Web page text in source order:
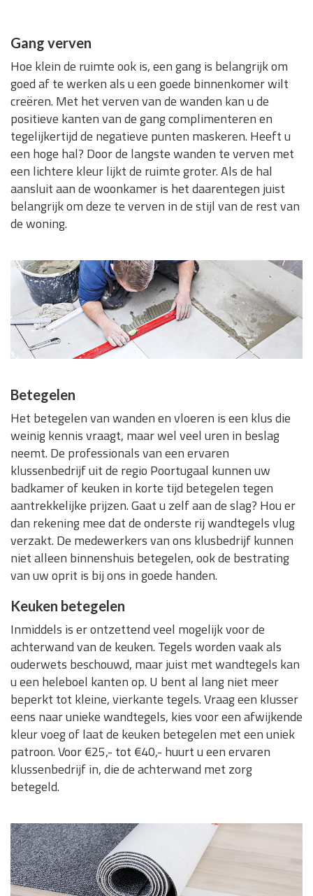
Gang verven
Hoe klein de ruimte ook is, een gang is belangrijk om
goed af te werken als u een goede binnenkomer wilt
creëren. Met het verven van de wanden kan u de
positieve kanten van de gang complimenteren en
tegelijkertijd de negatieve punten maskeren. Heeft u
een hoge hal? Door de langste wanden te verven met
een lichtere kleur lijkt de ruimte groter. Als de hal
aansluit aan de woonkamer is het daarentegen juist
belangrijk om deze te verven in de stijl van de rest van
de woning.
Betegelen
Het betegelen van wanden en vloeren is een klus die
weinig kennis vraagt, maar wel veel uren in beslag
neemt. De professionals van een ervaren
klussenbedrijf uit de regio Poortugaal kunnen uw
badkamer of keuken in korte tijd betegelen tegen
aantrekkelijke prijzen. Gaat u zelf aan de slag? Hou er
dan rekening mee dat de onderste rij wandtegels vlug
verzakt. De medewerkers van ons klusbedrijf kunnen
niet alleen binnenshuis betegelen, ook de bestrating
van uw oprit is bij ons in goede handen.
Keuken betegelen
Inmiddels is er ontzettend veel mogelijk voor de
achterwand van de keuken. Tegels worden vaak als
ouderwets beschouwd, maar juist met wandtegels kan
u een heleboel kanten op. U bent al lang niet meer
beperkt tot kleine, vierkante tegels. Vraag een klusser
eens naar unieke wandtegels, kies voor een afwijkende
kleur voeg of laat de keuken betegelen met een uniek
patroon. Voor €25,- tot €40,- huurt u een ervaren
klussenbedrijf in, die de achterwand met zorg
betegeld.